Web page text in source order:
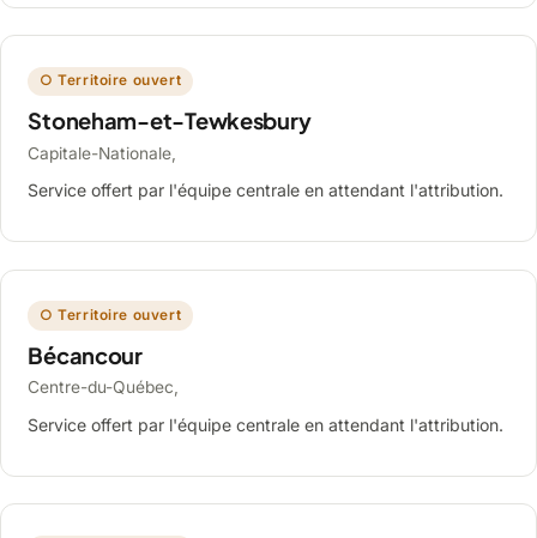
○ Territoire ouvert
Stoneham-et-Tewkesbury
Capitale-Nationale,
Service offert par l'équipe centrale en attendant l'attribution.
○ Territoire ouvert
Bécancour
Centre-du-Québec,
Service offert par l'équipe centrale en attendant l'attribution.